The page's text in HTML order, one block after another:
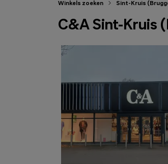
Winkels zoeken Sint-Kruis
C&A Sint-Kruis